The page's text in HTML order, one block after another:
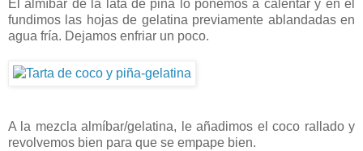
El almíbar de la lata de piña lo ponemos a calentar y en él
fundimos las hojas de gelatina previamente ablandadas en
agua fría. Dejamos enfriar un poco.
A la mezcla almíbar/gelatina, le añadimos el coco rallado y
revolvemos bien para que se empape bien.